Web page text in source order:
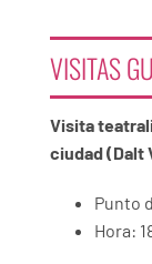
VISITAS
Visita
ciudad (Dalt
Punto
Hora: